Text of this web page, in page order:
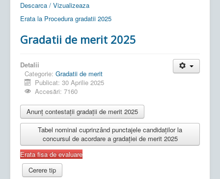
Descarca / Vizualizeaza
Erata la Procedura gradatii 2025
Gradatii de merit 2025
Detalii
Categorie: Gradatii de merit
Publicat: 30 Aprilie 2025
Accesări: 7160
Anunț contestații gradații de merit 2025
Tabel nominal cuprinzând punctajele candidaților la
concursul de acordare a gradației de merit 2025
Erata fisa de evaluare
Cerere tip